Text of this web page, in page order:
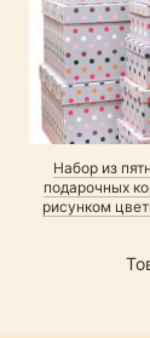
Набор из
подарочных
рисунком